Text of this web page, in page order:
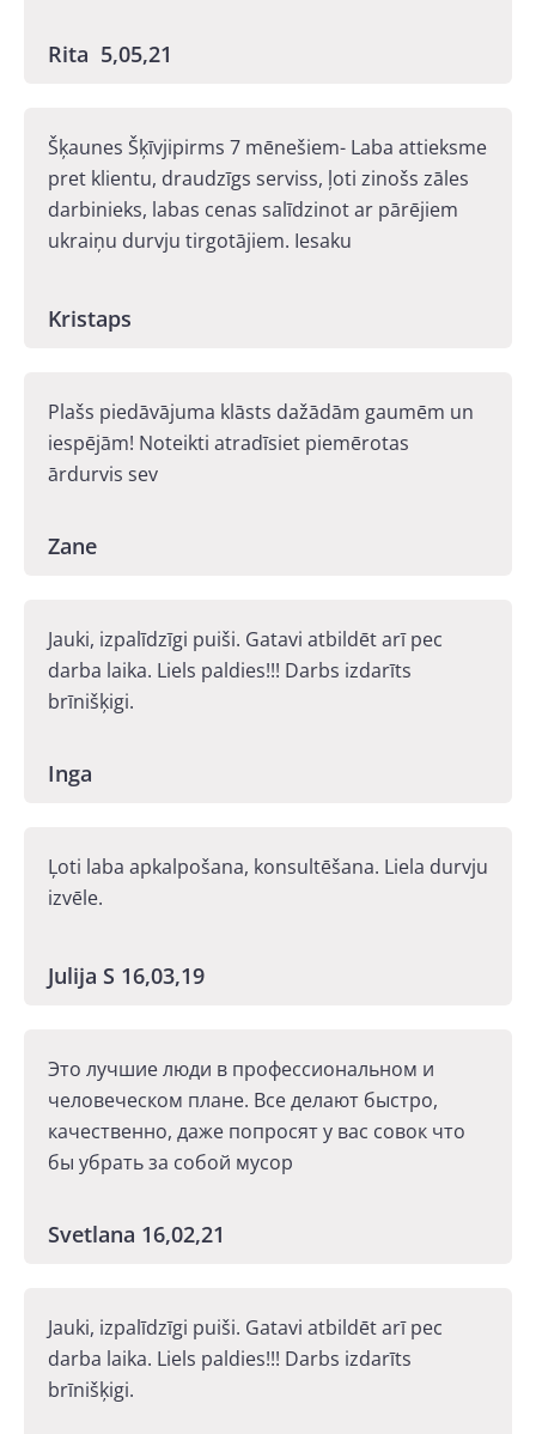
Rita 5,05,21
Šķaunes Šķīvjipirms 7 mēnešiem- Laba attieksme
pret klientu, draudzīgs serviss, ļoti zinošs zāles
darbinieks, labas cenas salīdzinot ar pārējiem
ukraiņu durvju tirgotājiem. Iesaku
Kristaps
Plašs piedāvājuma klāsts dažādām gaumēm un
iespējām! Noteikti atradīsiet piemērotas
ārdurvis sev
Zane
Jauki, izpalīdzīgi puiši. Gatavi atbildēt arī pec
darba laika. Liels paldies!!! Darbs izdarīts
brīnišķigi.
Inga
Ļoti laba apkalpošana, konsultēšana. Liela durvju
izvēle.
Julija S 16,03,19
Это лучшие люди в профессиональном и
человеческом плане. Все делают быстро,
качественно, даже попросят у вас совок что
бы убрать за собой мусор
Svetlana 16,02,21
Jauki, izpalīdzīgi puiši. Gatavi atbildēt arī pec
darba laika. Liels paldies!!! Darbs izdarīts
brīnišķigi.